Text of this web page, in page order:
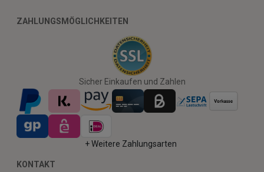
ZAHLUNGSMÖGLICHKEITEN
Sicher Einkaufen und Zahlen
+ Weitere Zahlungsarten
KONTAKT